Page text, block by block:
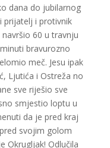
dana do jubilarnog
prijatelj i protivnik
60 u travnju
bravurozno
meč. Jesu ipak
Ljutića i Ostreža no
sve riješio sve
smjestio loptu u
da je pred kraj
svojim golom
Okrugljak! Odlučila